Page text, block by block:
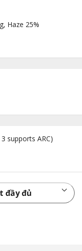
Haze 25%
supports ARC)
đầy đủ